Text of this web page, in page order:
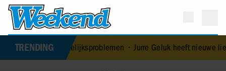
TRENDING
ontkent huwelijksproblemen•Jurre Geluk heeft nieuwe liefde